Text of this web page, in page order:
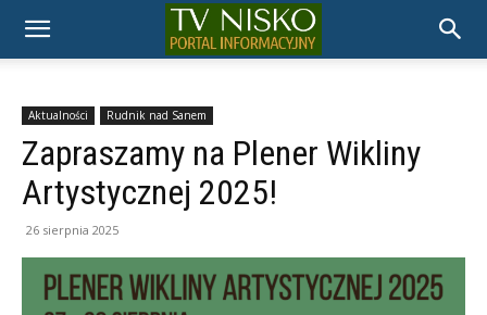
TELEWIZJA
NISKO
Aktualności Rudnik nad Sanem
Zapraszamy na Plener Wikliny
Artystycznej 2025!
26 sierpnia 2025